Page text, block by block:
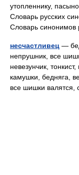
утопленнику,
Словарь русских
Словарь
несчастливец —
непрушник, все
невезунчик,
камушки, бедняга,
все шишки